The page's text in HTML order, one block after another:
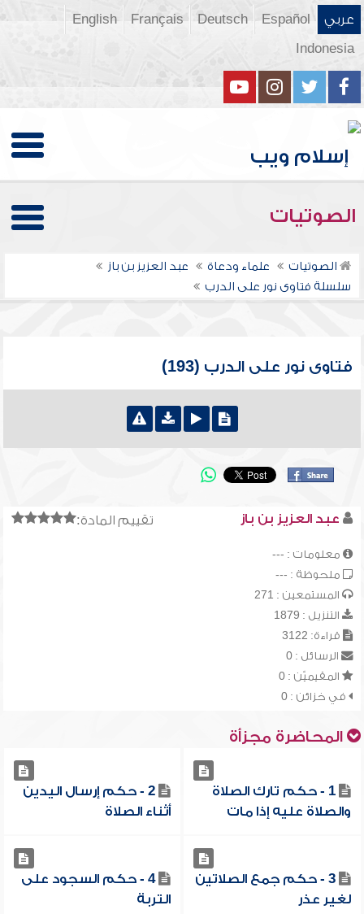
عربي Español
Deutsch
Français
English
Indonesia
الصوتيات
الصوتيات علماء ودعاة
عبد العزيز بن باز
سلسلة فتاوى نور على الدرب
فتاوى نور على الدرب (193)
تقييم المادة: عبد العزيز بن باز
معلومات : ---
ملحوظة : ---
المستمعين : 271
التنزيل : 1879
قراءة: 3122
الرسائل : 0
المقيميّن : 0
في خزائن : 0
المحاضرة مجزأة
1 - حكم تارك الصلاة
والصلاة عليه إذا مات
2 - حكم إرسال اليدين
أثناء الصلاة
3 - حكم جمع الصلاتين
لغير عذر
4 - حكم السجود على
التربة